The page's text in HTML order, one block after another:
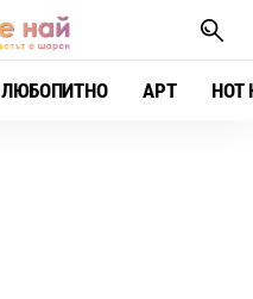
ЛЮБОПИТНО АРТ HOT